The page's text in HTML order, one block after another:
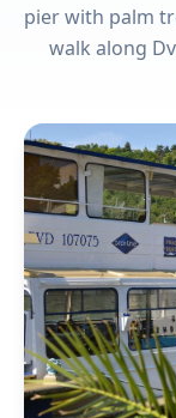
pier with palm
walk along